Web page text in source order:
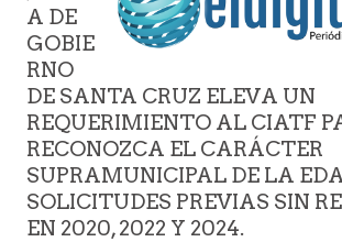
A DE
GOBIE
RNO
DE SANTA CRUZ ELEVA UN
REQUERIMIENTO AL CIATF
RECONOZCA EL CARÁCTER
SUPRAMUNICIPAL DE LA
SOLICITUDES PREVIAS SIN
EN 2020, 2022 Y 2024.